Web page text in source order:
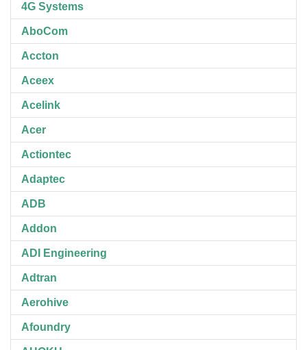
4G Systems
AboCom
Accton
Aceex
Acelink
Acer
Actiontec
Adaptec
ADB
Addon
ADI Engineering
Adtran
Aerohive
Afoundry